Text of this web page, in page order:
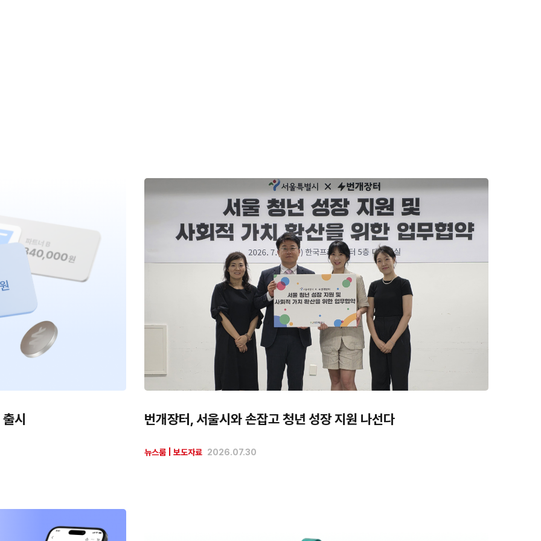
시 번개장터, 서울시와 손잡고 청년 성장 지원 나선다
뉴스룸 보도자료 2026.07.30